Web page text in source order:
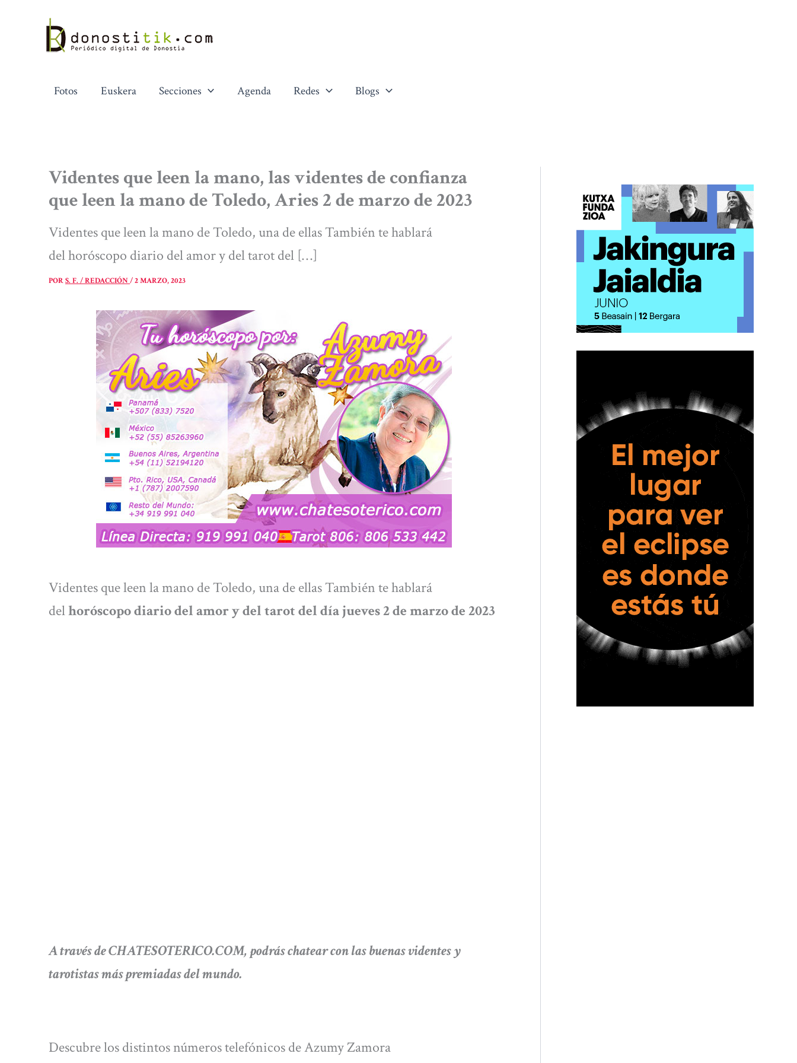
contenido
Fotos Euskera Secciones Agenda Redes Blogs
Videntes que leen la mano, las videntes de confianza
que leen la mano de Toledo, Aries 2 de marzo de 2023
Videntes que leen la mano de Toledo, una de ellas También te hablará
del horóscopo diario del amor y del tarot del […]
PORS. F. / REDACCIÓN/2 MARZO, 2023
Videntes que leen la mano de Toledo, una de ellas También te hablará
delhoróscopo diario del amor y del tarot del día jueves 2 de marzo de 2023
A través de CHATESOTERICO.COM, podrás chatear con las buenas videntes y
tarotistas más premiadas del mundo.
Descubre los distintos números telefónicos de Azumy Zamora